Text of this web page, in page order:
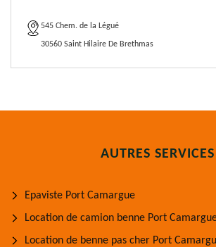
545 Chem. de la Légué
30560 Saint Hilaire De Brethmas
AUTRES SERVICES
Epaviste Port Camargue
Location de camion benne Port
Location de benne pas cher Port